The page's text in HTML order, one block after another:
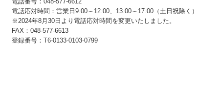
電話応対時間：営業日9:00～12:00、13:00～17:00（土日祝除く）
※2024年8月30日より電話応対時間を変更いたしました。
FAX：048-577-6613
登録番号：T6-0133-0103-0799